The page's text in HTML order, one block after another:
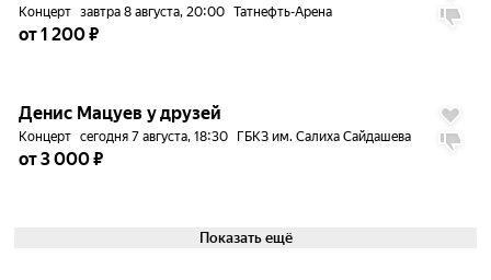
Концерт завтра 8 августа, 20:00 Татнефть-Арена
от 1 200 ₽
Денис Мацуев у друзей
Концерт сегодня 7 августа, 18:30 ГБКЗ им. Салиха Сайдашева
от 3 000 ₽
Показать ещё